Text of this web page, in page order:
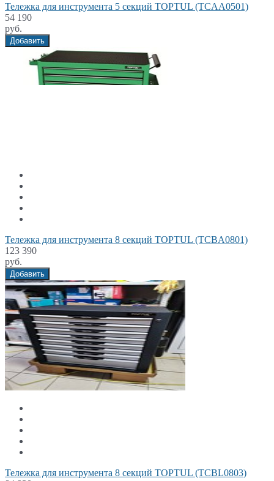
Тележка для инструмента 5 секций TOPTUL (TCAA0501)
54 190
руб.
Добавить
Тележка для инструмента 8 секций TOPTUL (TCBA0801)
123 390
руб.
Добавить
Тележка для инструмента 8 секций TOPTUL (TCBL0803)